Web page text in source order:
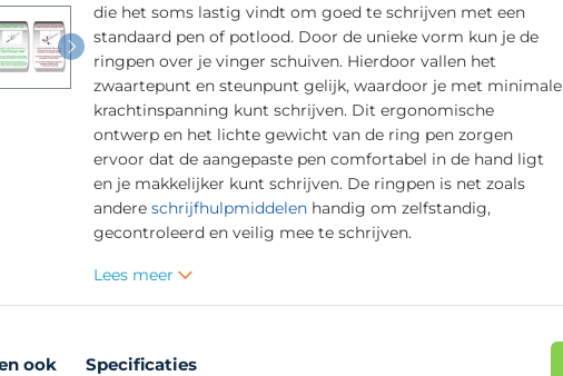
die het soms lastig vindt om goed te schrijven met een
standaard pen of potlood. Door de unieke vorm kun je de
ringpen over je vinger schuiven. Hierdoor vallen het
zwaartepunt en steunpunt gelijk, waardoor je met minimale
krachtinspanning kunt schrijven. Dit ergonomische
ontwerp en het lichte gewicht van de ring pen zorgen
ervoor dat de aangepaste pen comfortabel in de hand ligt
en je makkelijker kunt schrijven. De ringpen is net zoals
andere schrijfhulpmiddelenhandig om zelfstandig,
gecontroleerd en veilig mee te schrijven.
Lees meer
ook Specificaties